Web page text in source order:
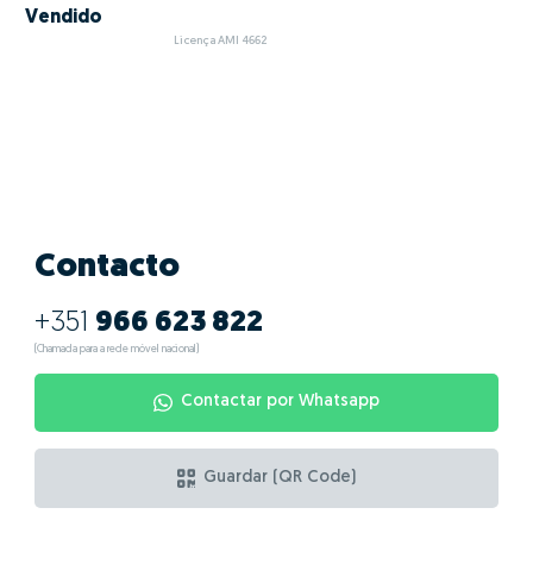
Vendido
Licença AMI 4662
Contacto
+351 966 623 822
(Chamada para a rede móvel nacional)
Contactar por Whatsapp
Guardar (QR Code)